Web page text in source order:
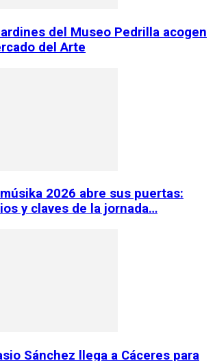
del Museo Pedrilla acogen
del Arte
2026 abre sus puertas:
y claves de la jornada…
Sánchez llega a Cáceres para